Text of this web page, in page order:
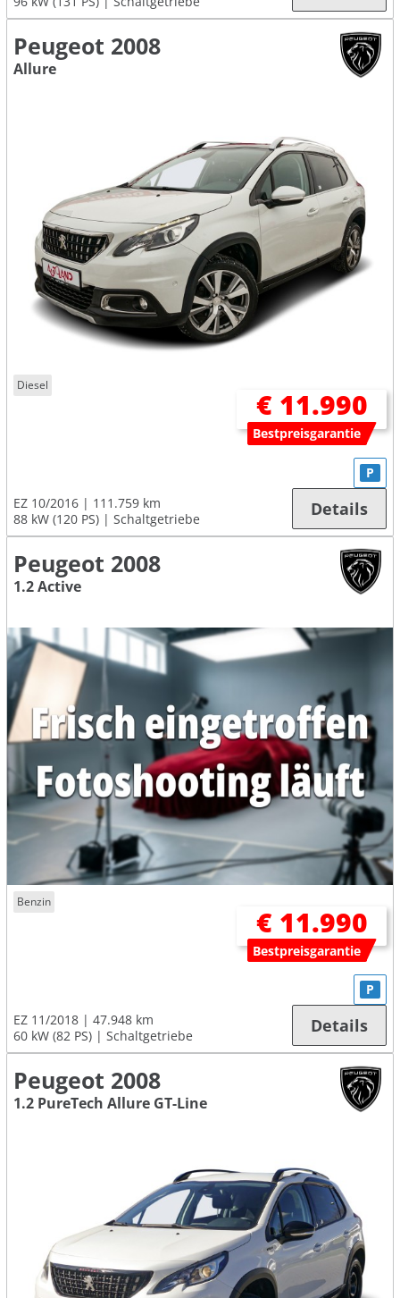
Peugeot 2008
Allure
Diesel
€ 11.990
Bestpreisgarantie
EZ 10/2016
111.759 km
88 kW (120 PS)
Schaltgetriebe
P
Details
Peugeot 2008
1.2 Active
Benzin
€ 11.990
Bestpreisgarantie
EZ 11/2018
47.948 km
60 kW (82 PS)
Schaltgetriebe
P
Details
Peugeot 2008
1.2 PureTech Allure GT-Line